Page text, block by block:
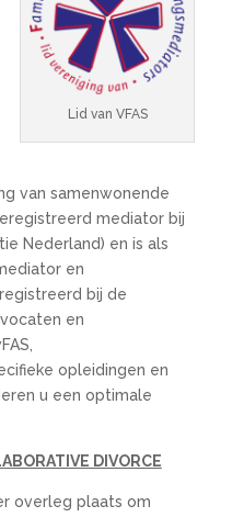
Lid van VFAS
van samenwonende
mediator bij
Nederland) en is als
en
bij de
en
opleidingen en
u een optimale
DIVORCE
overleg plaats om